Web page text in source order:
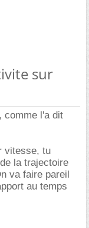
sur
comme l'a dit
vitesse, tu
la trajectoire
va faire pareil
au temps